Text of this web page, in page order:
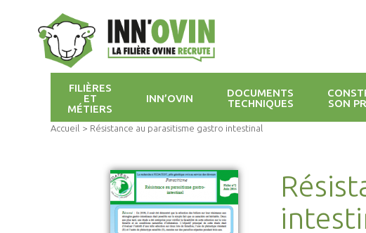
FILIÈRES
ET
MÉTIERS
INN’OVIN
DOCUMENTS
TECHNIQUES
SON
Accueil > Résistance au parasitisme gastro intestinal